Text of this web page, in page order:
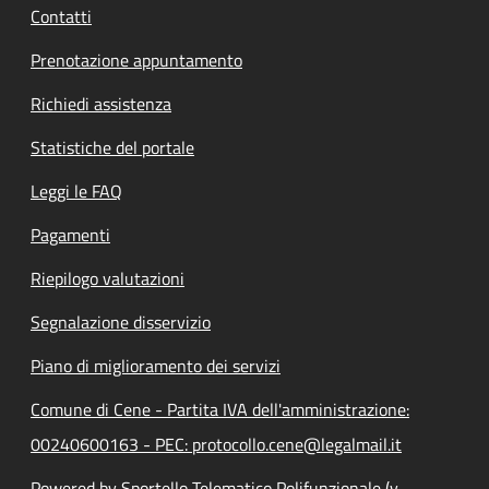
Contatti
Prenotazione appuntamento
Richiedi assistenza
Statistiche del portale
Leggi le FAQ
Pagamenti
Riepilogo valutazioni
Segnalazione disservizio
Piano di miglioramento dei servizi
Comune di Cene - Partita IVA dell'amministrazione:
00240600163 - PEC: protocollo.cene@legalmail.it